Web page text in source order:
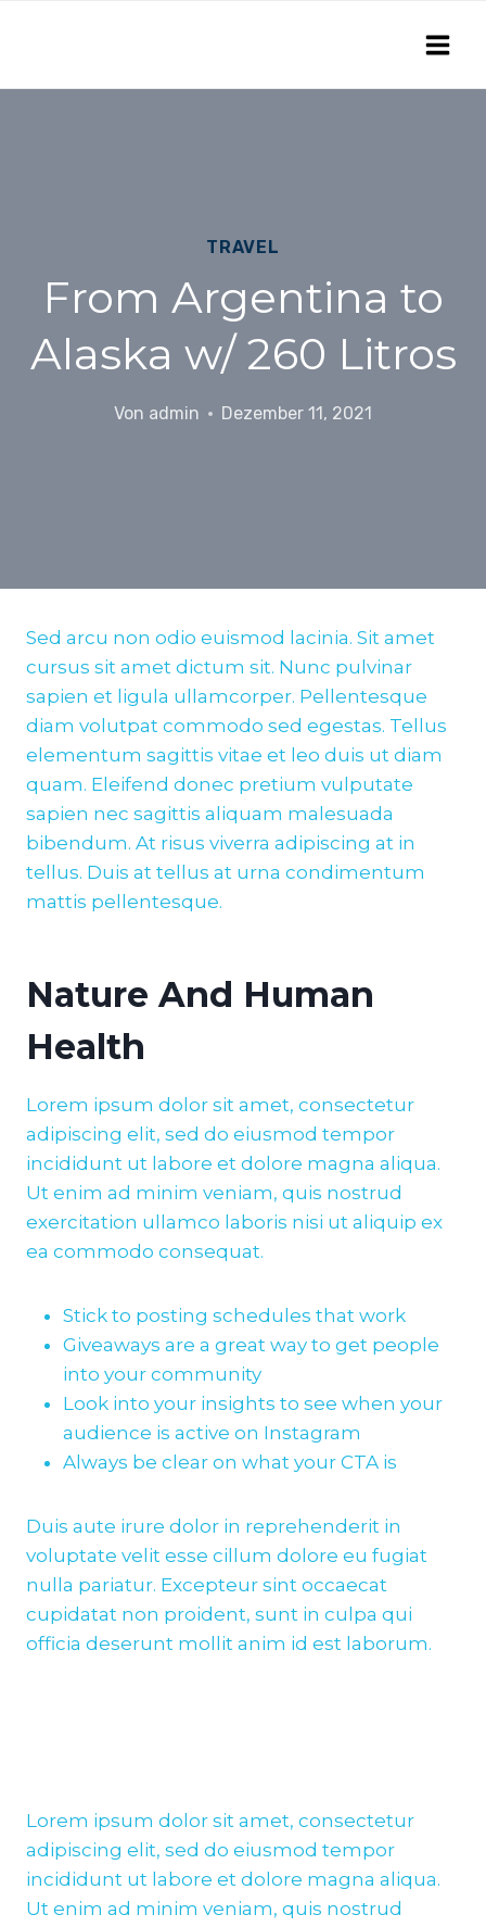
TRAVEL
From Argentina to
Alaska w/ 260 Litros
Von admin Dezember 11, 2021
Sed arcu non odio euismod lacinia. Sit amet
cursus sit amet dictum sit. Nunc pulvinar
sapien et ligula ullamcorper. Pellentesque
diam volutpat commodo sed egestas. Tellus
elementum sagittis vitae et leo duis ut diam
quam. Eleifend donec pretium vulputate
sapien nec sagittis aliquam malesuada
bibendum. At risus viverra adipiscing at in
tellus. Duis at tellus at urna condimentum
mattis pellentesque.
Nature And Human
Health
Lorem ipsum dolor sit amet, consectetur
adipiscing elit, sed do eiusmod tempor
incididunt ut labore et dolore magna aliqua.
Ut enim ad minim veniam, quis nostrud
exercitation ullamco laboris nisi ut aliquip ex
ea commodo consequat.
Stick to posting schedules that work
Giveaways are a great way to get people
into your community
Look into your insights to see when your
audience is active on Instagram
Always be clear on what your CTA is
Duis aute irure dolor in reprehenderit in
voluptate velit esse cillum dolore eu fugiat
nulla pariatur. Excepteur sint occaecat
cupidatat non proident, sunt in culpa qui
officia deserunt mollit anim id est laborum.
Lorem ipsum dolor sit amet, consectetur
adipiscing elit, sed do eiusmod tempor
incididunt ut labore et dolore magna aliqua.
Ut enim ad minim veniam, quis nostrud